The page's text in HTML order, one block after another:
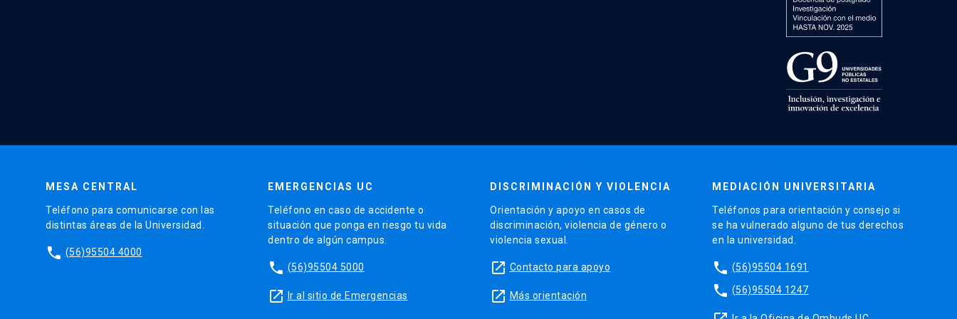
MESA CENTRAL
Teléfono para comunicarse con las
distintas áreas de la Universidad.
phone (56)95504 4000
EMERGENCIAS UC
Teléfono en caso de accidente o
situación que ponga en riesgo tu vida
dentro de algún campus.
phone (56)95504 5000
launch Ir al sitio de Emergencias
DISCRIMINACIÓN Y VIOLENCIA
Orientación y apoyo en casos de
discriminación, violencia de género o
violencia sexual.
launch Contacto para apoyo
launch Más orientación
MEDIACIÓN UNIVERSITARIA
Teléfonos para orientación y consejo si
se ha vulnerado alguno de tus derechos
en la universidad.
phone (56)95504 1691
phone (56)95504 1247